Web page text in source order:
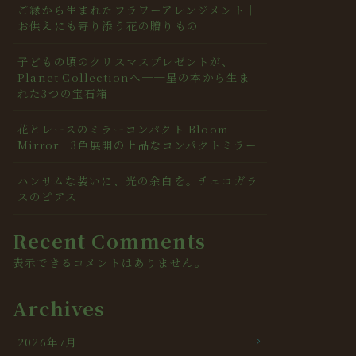
ご縁から生まれたフラワーアレンジメント｜
お供えにも寄り添う花の贈りもの
子どもの頃のクリスマスプレゼントが、
Planet Collectionへ──星の本から生ま
れた3つの宝石箱
花とレースのミラーコンパクト Bloom
Mirror｜3色展開の上品なコンパクトミラー
ハンサムな装いに、光の余白を。チェコガラ
スのピアス
Recent Comments
表示できるコメントはありません。
Archives
2026年7月